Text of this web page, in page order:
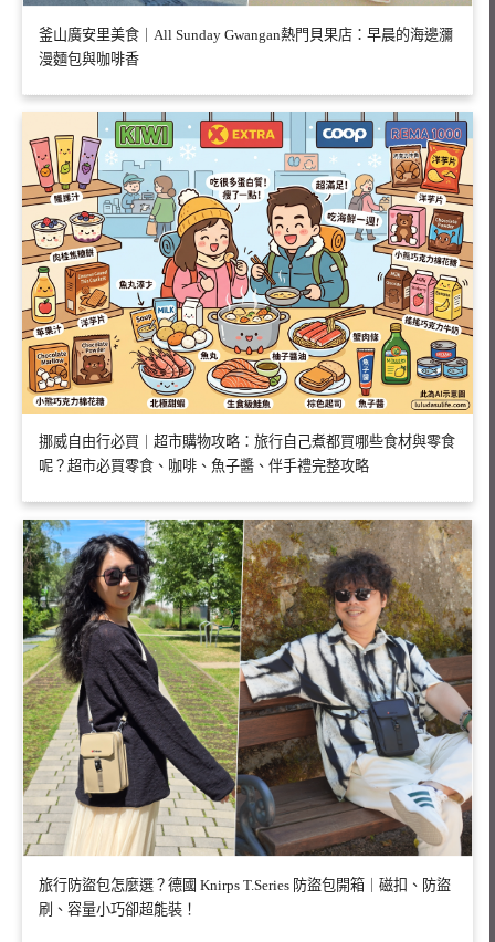
釜山廣安里美食｜All Sunday Gwangan熱門貝果店：早晨的海邊瀰
漫麵包與咖啡香
挪威自由行必買｜超市購物攻略：旅行自己煮都買哪些食材與零食
呢？超市必買零食、咖啡、魚子醬、伴手禮完整攻略
旅行防盜包怎麼選？德國 Knirps T.Series 防盜包開箱｜磁扣、防盜
刷、容量小巧卻超能裝！